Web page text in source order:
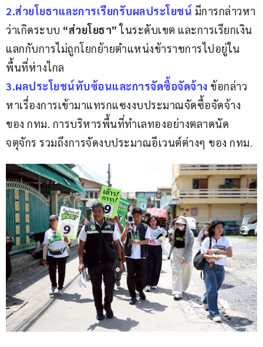
2.ส่วยโยธาและการเรียกรับผลประโยชน์ มีการกล่าวหา
ว่าเกิดระบบ “ส่วยโยธา” ในระดับเขต และการเรียกเงิน
แลกกับการไม่ถูกโยกย้ายตำแหน่งข้าราชการไปอยู่ใน
พื้นที่ห่างไกล
3.ผลประโยชน์ทับซ้อนและการจัดซื้อจัดจ้าง ข้อกล่าว
หาเรื่องการเข้ามาแทรกแซงงบประมาณจัดซื้อจัดจ้าง
ของ กทม. การบริหารพื้นที่ทำเลทองอย่างตลาดนัด
จตุจักร รวมถึงการจัดงบประมาณอีเวนต์ต่างๆ ของ กทม.